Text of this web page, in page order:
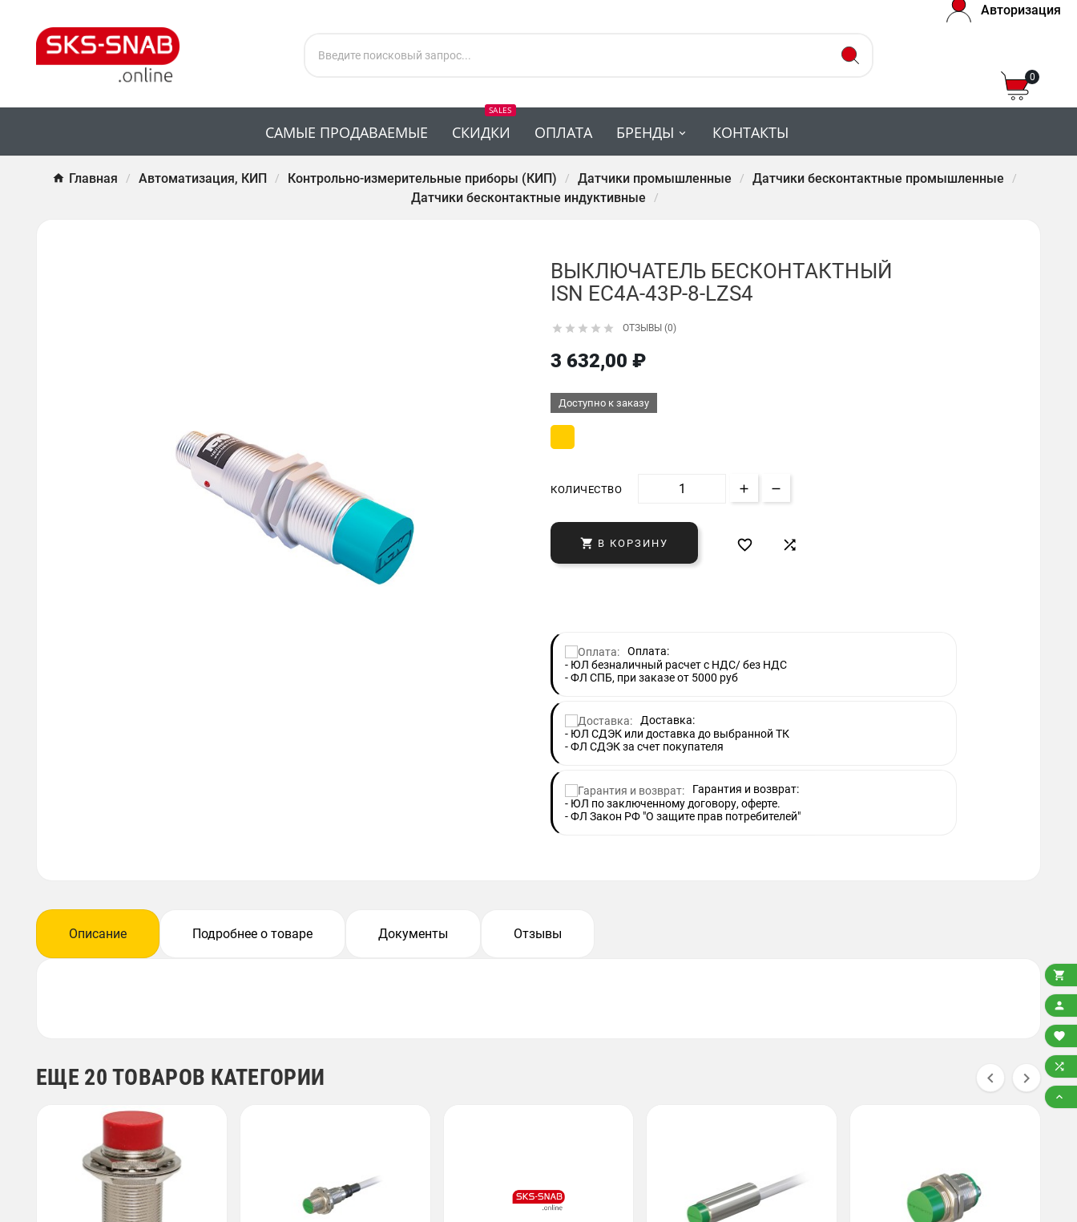
Авторизация
0
САМЫЕ ПРОДАВАЕМЫЕ СКИДКИ
SALES
ОПЛАТА БРЕНДЫ КОНТАКТЫ
Главная Автоматизация, КИП Контрольно-измерительные приборы (КИП) Датчики промышленные
Датчики бесконтактные промышленные
Датчики бесконтактные индуктивные
ВЫКЛЮЧАТЕЛЬ БЕСКОНТАКТНЫЙ
ISN EC4A-43P-8-LZS4
     ОТЗЫВЫ (0)
3 632,00 ₽
Доступно к заказу
КОЛИЧЕСТВО
 В КОРЗИНУ  
Оплата:
- ЮЛ безналичный расчет с НДС/ без НДС
- ФЛ СПБ, при заказе от 5000 руб
Доставка:
- ЮЛ СДЭК или доставка до выбранной ТК
- ФЛ СДЭК за счет покупателя
Гарантия и возврат:
- ЮЛ по заключенному договору, оферте.
- ФЛ Закон РФ "О защите прав потребителей"
Описание Подробнее о товаре Документы Отзывы
ЕЩЕ 20 ТОВАРОВ КАТЕГОРИИ  




